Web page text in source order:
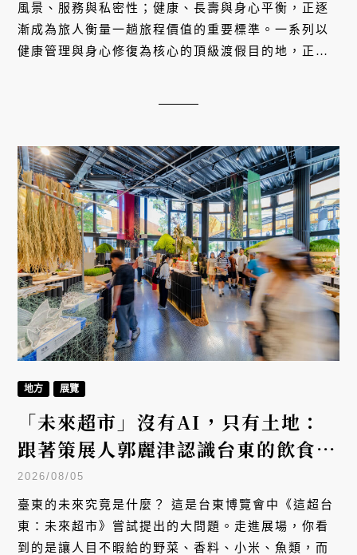
風景、服務與私密性；健康、長壽與身心平衡，正逐
漸成為旅人衡量一趟旅程價值的重要標準。一系列以
健康管理與身心修復為核心的頂級渡假目的地，正各
只是暫時離開熟悉的生活環境，而是在不同的風景與
療癒哲學中，重新找回照顧自身健康的節奏。
地方 展覽
「未來超市」沒有AI，只有土地：
跟著策展人郭麗津認識台東的飲食文
化
2026/08/05
臺東的未來究竟是什麼？ 這是台東博覽會中《這超台
東：未來超市》嘗試提出的大問題。走進展場，你看
到的是讓人目不暇給的野菜、香料、小米、魚類，而